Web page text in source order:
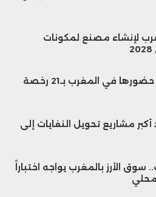
لإنشاء مصنع لمكونات
آيا غولد آند سيلفر توسع حضورها في المغرب بـ21 رخصة
أكبر مشاريع تحويل النفايات إلى
سوق الأرز بالمغرب يواجه اختباراً